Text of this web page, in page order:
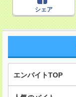
シェア
エンバイトTOP